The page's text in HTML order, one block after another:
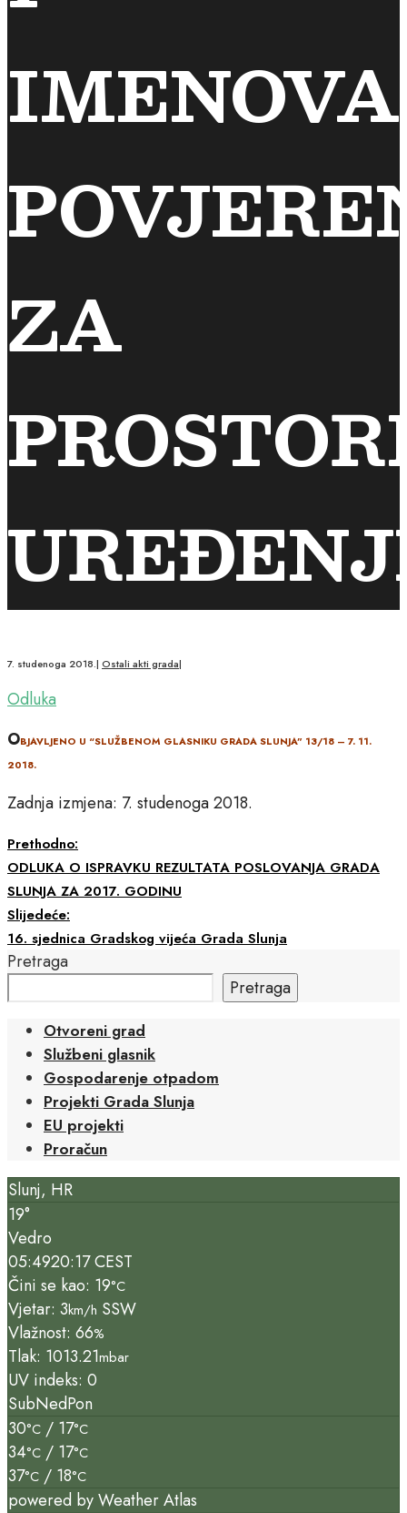
ZA
7. studenoga 2018.| Ostali akti grada|
Odluka
OBJAVLJENO U “SLUŽBENOM GLASNIKU GRADA SLUNJA” 13/18 – 7. 11.
2018.
Zadnja izmjena: 7. studenoga 2018.
Prethodno:
ODLUKA O ISPRAVKU REZULTATA POSLOVANJA GRADA
SLUNJA ZA 2017. GODINU
Slijedeće:
16. sjednica Gradskog vijeća Grada Slunja
Pretraga
Pretraga
Otvoreni grad
Službeni glasnik
Gospodarenje otpadom
Projekti Grada Slunja
EU projekti
Proračun
Slunj, HR
19°
Vedro
05:4920:17 CEST
Čini se kao: 19°C
Vjetar: 3km/h SSW
Vlažnost: 66%
Tlak: 1013.21mbar
UV indeks: 0
SubNedPon
30°C / 17°C
34°C / 17°C
37°C / 18°C
powered byWeather Atlas